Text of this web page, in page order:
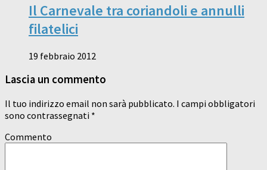
Il Carnevale tra coriandoli e annulli
filatelici
19 febbraio 2012
Lascia un commento
Il tuo indirizzo email non sarà pubblicato. I campi obbligatori
sono contrassegnati *
Commento